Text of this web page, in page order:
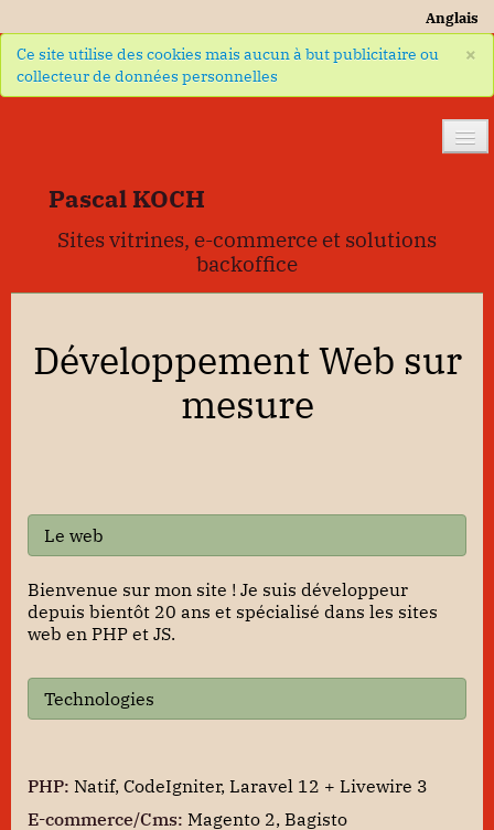
Anglais
×
Ce site utilise des cookies mais aucun à but publicitaire ou
collecteur de données personnelles
🧺 Bagisto/Laravel
🍊 Magento 2
🧮 Tech IT
𓍝Mentions
Pascal KOCH
Sites vitrines, e-commerce et solutions
backoffice
Développement Web sur
mesure
Le web
Bienvenue sur mon site ! Je suis développeur
depuis bientôt 20 ans et spécialisé dans les sites
web en PHP et JS.
Technologies
PHP: Natif, CodeIgniter, Laravel 12 + Livewire 3
E-commerce/Cms: Magento 2, Bagisto